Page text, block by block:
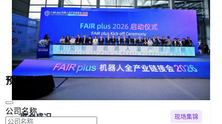
展会盛况 现场集锦
预定展位
公司名称